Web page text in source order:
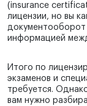
(insurance
лицензии, но вы
документооборот
информацией
Итого по
экзаменов и
требуется.
вам нужно